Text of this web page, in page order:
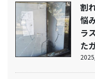
割
悩
ラ
た